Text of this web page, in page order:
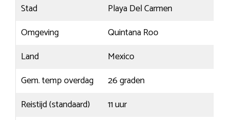
Stad
Playa Del Carmen
Omgeving
Quintana Roo
Land
Mexico
Gem. temp overdag
26 graden
Reistijd (standaard)
11 uur